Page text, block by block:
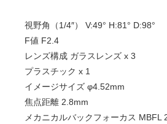
視野角（1/4″） V:49° H:81° D:98°
F値 F2.4
レンズ構成 ガラスレンズ x 3
プラスチック x 1
イメージサイズ φ4.52mm
焦点距離 2.8mm
メカニカルバックフォーカス MBFL